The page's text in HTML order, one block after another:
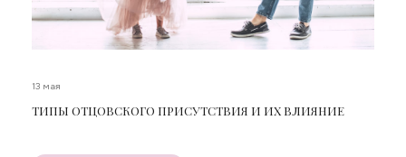
13 мая
ТИПЫ ОТЦОВСКОГО ПРИСУТСТВИЯ И ИХ ВЛИЯНИЕ